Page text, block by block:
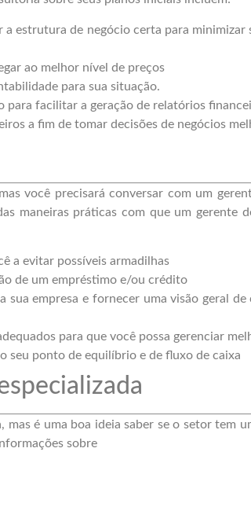
a estrutura de negócio certa para minimizar
ao melhor nível de preços
para sua situação.
para facilitar a geração de relatórios
a fim de tomar decisões de negócios
você precisará conversar com um
maneiras práticas com que um gerente
a evitar possíveis armadilhas
de um empréstimo e/ou crédito
sua empresa e fornecer uma visão geral
para que você possa gerenciar
seu ponto de equilíbrio e de fluxo de caixa
é uma boa ideia saber se o setor tem
sobre